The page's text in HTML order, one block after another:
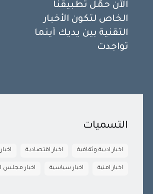
الآن حمّل تطبيقنا
الخاص لتكون الأخبار
التقنية بين يديك أينما
تواجدت
التسميات
اخبار ادبية وثقافية اخبار اقتصادية
اخبار امنية اخبار سياسية اخبار مجلس